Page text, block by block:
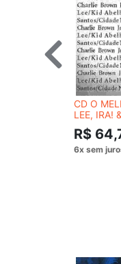
CD O
LEE, IRA!
R$